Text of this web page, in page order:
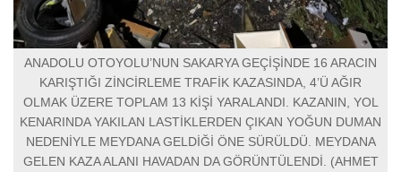
ANADOLU OTOYOLU’NUN SAKARYA GEÇİŞİNDE 16 ARACIN
KARIŞTIĞI ZİNCİRLEME TRAFİK KAZASINDA, 4’Ü AĞIR
OLMAK ÜZERE TOPLAM 13 KİŞİ YARALANDI. KAZANIN, YOL
KENARINDA YAKILAN LASTİKLERDEN ÇIKAN YOĞUN DUMAN
NEDENİYLE MEYDANA GELDİĞİ ÖNE SÜRÜLDÜ. MEYDANA
GELEN KAZA ALANI HAVADAN DA GÖRÜNTÜLENDİ. (AHMET